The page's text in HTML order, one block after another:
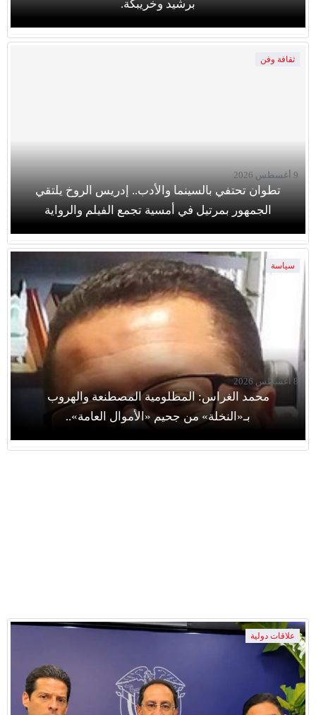
برشيد وخريبكة.
ثقافة وفن
تطوان تحتفي بالسينما والأدب.. إدريس الروخ يلتقي
الجمهور بمرتيل في أمسية تجمع الفيلم والرواية
9 أغسطس 2026
سياسة
محمد الغراس: المظلومية المصطنعة والهروب
بـ«النخلة» من جحيم «الأموال العامة»..
8 أغسطس 2026
علاقات دولية